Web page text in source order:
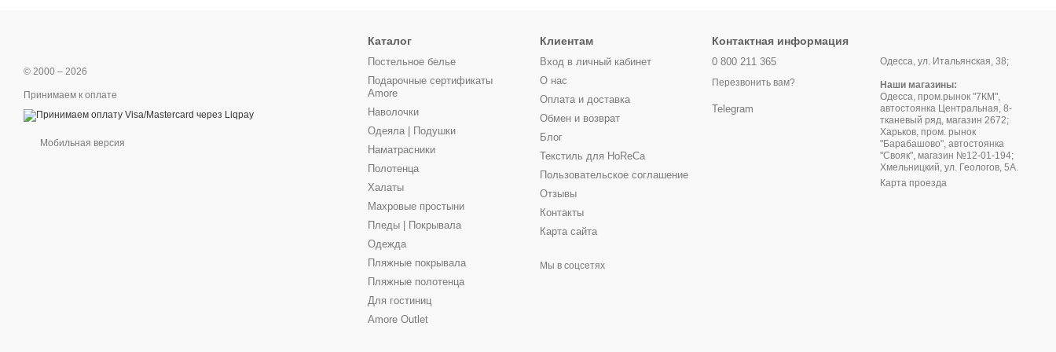
© 2000 – 2026
Принимаем к оплате
Мобильная версия
Каталог
Постельное белье
Подарочные сертификаты
Amore
Наволочки
Одеяла | Подушки
Наматрасники
Полотенца
Халаты
Махровые простыни
Пледы | Покрывала
Одежда
Пляжные покрывала
Пляжные полотенца
Для гостиниц
Amore Outlet
Клиентам
Вход в личный кабинет
О нас
Оплата и доставка
Обмен и возврат
Блог
Текстиль для HoReCa
Пользовательское соглашение
Отзывы
Контакты
Карта сайта
Мы в соцсетях
Контактная информация
0 800 211 365
Перезвонить вам?
Telegram
Одесса, ул. Итальянская, 38;
Наши магазины:
Одесса, пром.рынок "7КМ",
автостоянка Центральная, 8-
тканевый ряд, магазин 2672;
Харьков, пром. рынок
"Барабашово", автостоянка
"Свояк", магазин №12-01-194;
Хмельницкий, ул. Геологов, 5А.
Карта проезда